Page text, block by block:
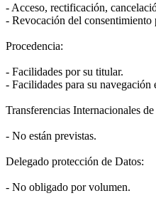
- Acceso, rectificación,
- Revocación del consentimiento
Procedencia:
- Facilidades por su titular.
- Facilidades para su
Transferencias Internacionales
- No están previstas.
Delegado protección de Datos:
- No obligado por volumen.